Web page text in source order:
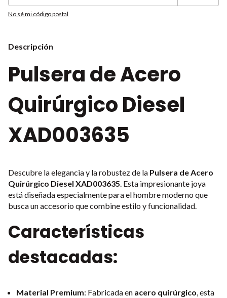
No sé mi código postal
Descripción
Pulsera de Acero
Quirúrgico Diesel
XAD003635
Descubre la elegancia y la robustez de la Pulsera de Acero
Quirúrgico Diesel XAD003635. Esta impresionante joya
está diseñada especialmente para el hombre moderno que
busca un accesorio que combine estilo y funcionalidad.
Características
destacadas:
Material Premium: Fabricada en acero quirúrgico, esta